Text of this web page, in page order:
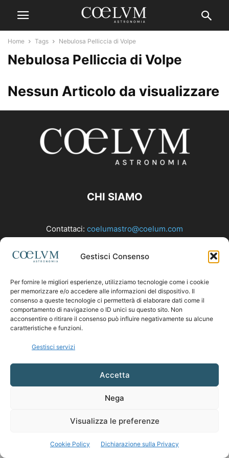
Gestisci Consenso
Per fornire le migliori esperienze, utilizziamo tecnologie come i cookie
per memorizzare e/o accedere alle informazioni del dispositivo. Il
consenso a queste tecnologie ci permetterà di elaborare dati come il
comportamento di navigazione o ID unici su questo sito. Non
acconsentire o ritirare il consenso può influire negativamente su alcune
caratteristiche e funzioni.
Gestisci servizi
Accetta
Nega
Visualizza le preferenze
Cookie Policy Dichiarazione sulla Privacy
Home Tags Nebulosa Pelliccia di Volpe
Nebulosa Pelliccia di Volpe
Nessun Articolo da visualizzare
CHI SIAMO
Contattaci: coelumastro@coelum.com
SEGUICI